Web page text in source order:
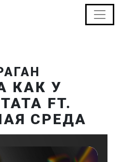
КАК У
FT.
СРЕДА